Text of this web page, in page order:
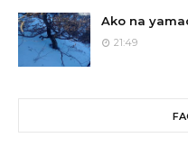
Ako na
21:49